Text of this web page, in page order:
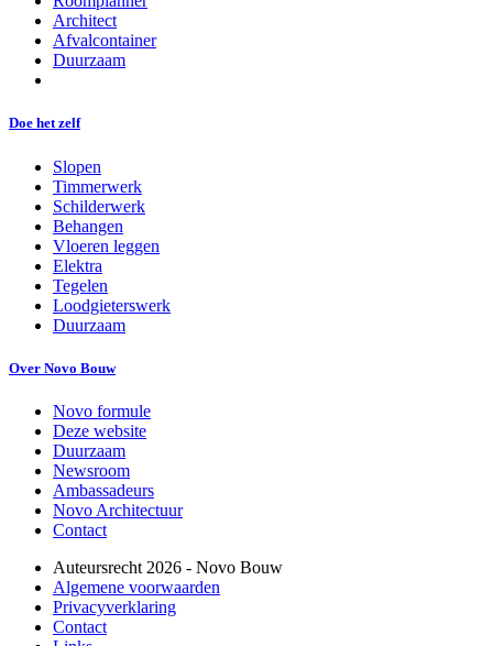
Architect
Afvalcontainer
Duurzaam
Doe het zelf
Slopen
Timmerwerk
Schilderwerk
Behangen
Vloeren leggen
Elektra
Tegelen
Loodgieterswerk
Duurzaam
Over Novo Bouw
Novo formule
Deze website
Duurzaam
Newsroom
Ambassadeurs
Novo Architectuur
Contact
Auteursrecht 2026 - Novo Bouw
Algemene voorwaarden
Privacyverklaring
Contact